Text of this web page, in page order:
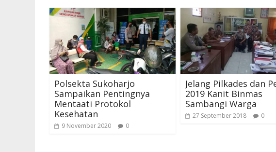
Polsekta Sukoharjo
Sampaikan Pentingnya
Mentaati Protokol
Kesehatan
9 November 2020 0
Jelang Pilkades dan
2019 Kanit Binmas
Sambangi Warga
27 September 2018 0